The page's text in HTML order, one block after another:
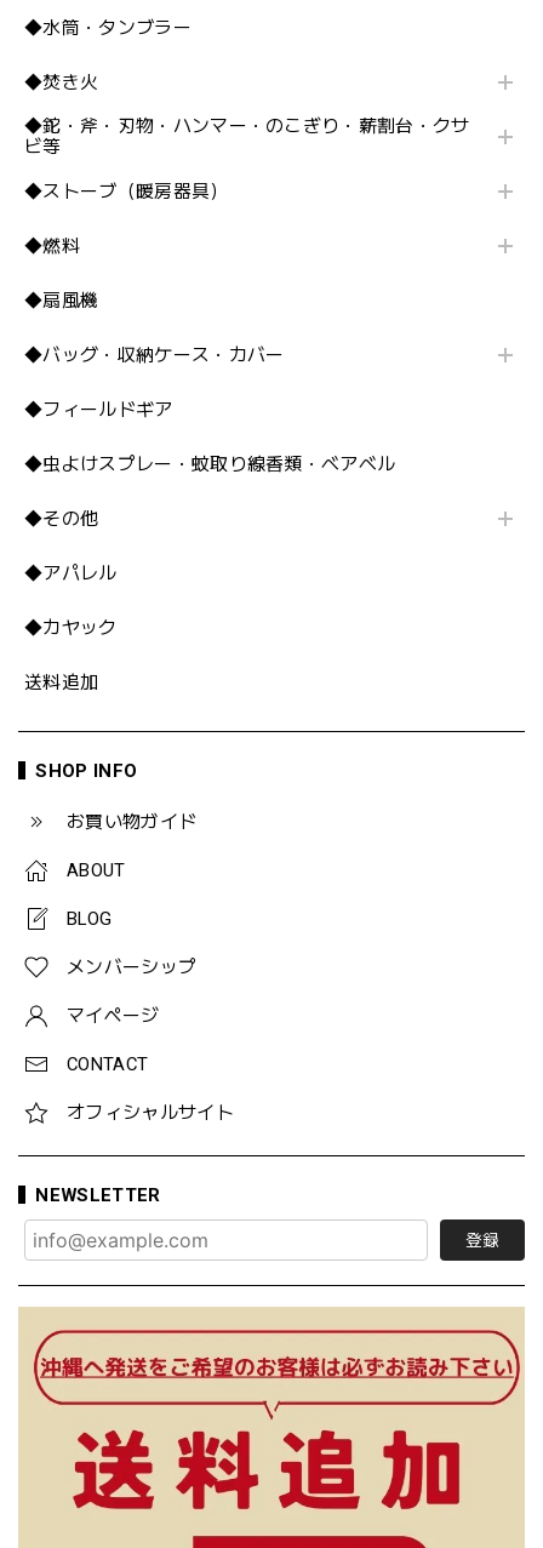
◆水筒・タンブラー
◆焚き火
◆鉈・斧・刃物・ハンマー・のこぎり・薪割台・クサ
ビ等
◆ストーブ（暖房器具）
◆燃料
◆扇風機
◆バッグ・収納ケース・カバー
◆フィールドギア
◆虫よけスプレー・蚊取り線香類・ベアベル
◆その他
◆アパレル
◆カヤック
送料追加
SHOP INFO
お買い物ガイド
ABOUT
BLOG
メンバーシップ
マイページ
CONTACT
オフィシャルサイト
NEWSLETTER
登録